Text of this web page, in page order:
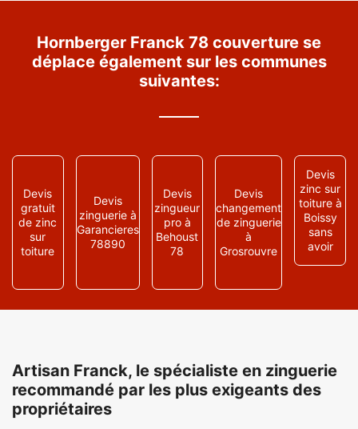
Hornberger Franck 78 couverture se
déplace également sur les communes
suivantes:
Devis
gratuit
de zinc
sur
toiture
Devis
zinguerie à
Garancieres
78890
Devis
zingueur
pro à
Behoust
78
Devis
changement
de zinguerie
à
Grosrouvre
Devis
zinc sur
toiture à
Boissy
sans
avoir
Artisan Franck, le spécialiste en zinguerie
recommandé par les plus exigeants des
propriétaires